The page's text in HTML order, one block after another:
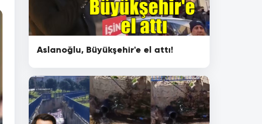
Aslanoğlu, Büyükşehir'e el attı!